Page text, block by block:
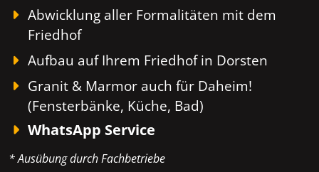
Abwicklung aller Formalitäten mit dem
Friedhof
Aufbau auf Ihrem Friedhof in Dorsten
Granit & Marmor auch für Daheim!
(Fensterbänke, Küche, Bad)
WhatsApp Service
* Ausübung durch Fachbetriebe